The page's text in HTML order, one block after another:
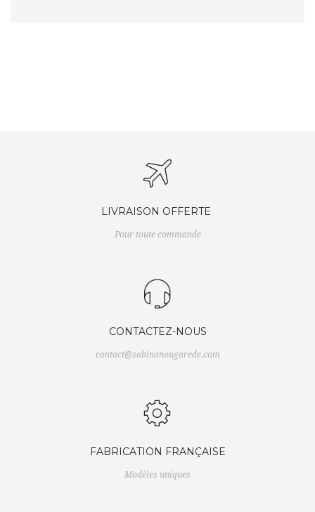
LIVRAISON OFFERTE
Pour toute commande
CONTACTEZ-NOUS
contact@sabinanougarede.com
FABRICATION FRANÇAISE
Modèles uniques